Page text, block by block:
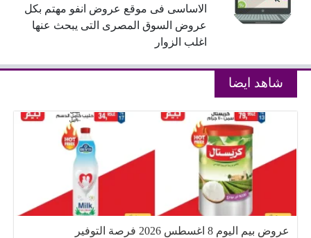
الاساسى فى موقع عروض انفو مهتم بكل
عروض السوق المصرى التى يبحث عنها
اغلب الزوار
شاهد ايضا
عروض بيم اليوم 8 اغسطس 2026 فرصة التوفير